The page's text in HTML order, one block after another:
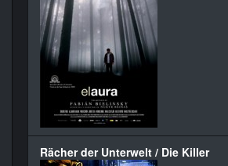
Rächer der Unterwelt / Die Killer